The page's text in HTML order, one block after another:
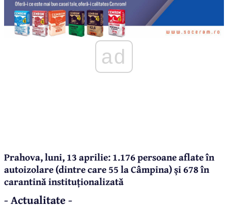
ad
Prahova, luni, 13 aprilie: 1.176 persoane aflate în
autoizolare (dintre care 55 la Câmpina) și 678 în
carantină instituționalizată
- Actualitate -